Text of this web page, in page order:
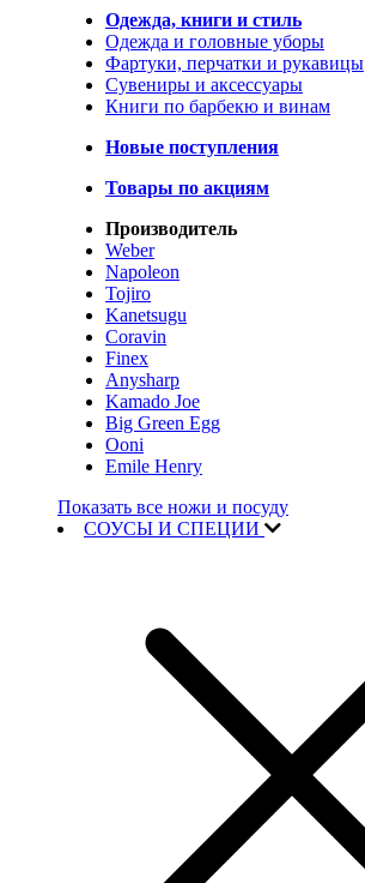
Одежда, книги и стиль
Одежда и головные уборы
Фартуки, перчатки и рукавицы
Сувениры и аксессуары
Книги по барбекю и винам
Новые поступления
Товары по акциям
Производитель
Weber
Napoleon
Tojiro
Kanetsugu
Coravin
Finex
Anysharp
Kamado Joe
Big Green Egg
Ooni
Emile Henry
Показать все ножи и посуду
СОУСЫ И СПЕЦИИ